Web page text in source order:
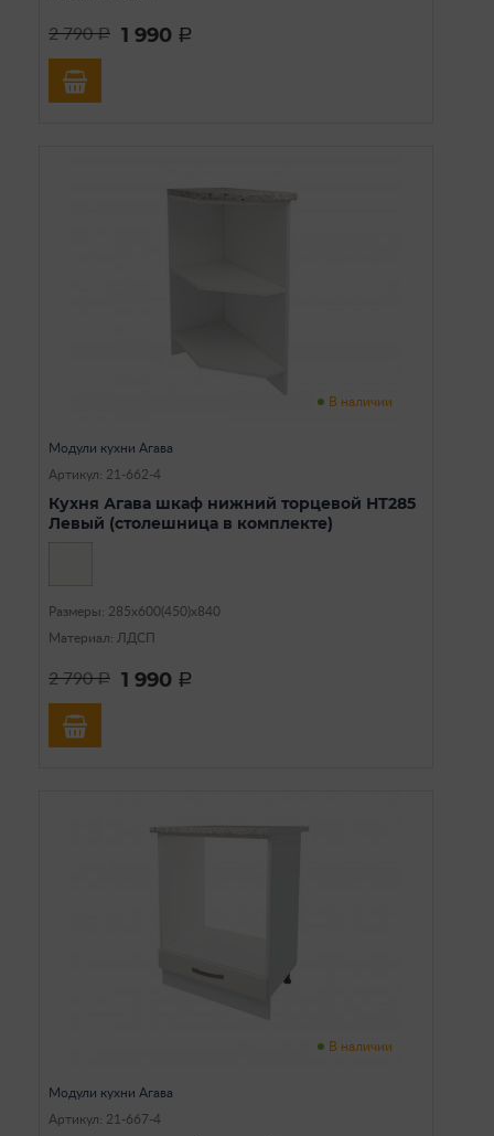
2 790a 1 990 a
В наличии
Модули кухни Агава
Артикул: 21-662-4
Кухня Агава шкаф нижний торцевой НТ285
Левый (столешница в комплекте)
Размеры: 285х600(450)х840
Материал: ЛДСП
2 790a 1 990 a
В наличии
Модули кухни Агава
Артикул: 21-667-4